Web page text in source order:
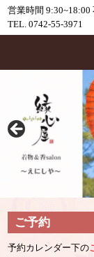
営業時間 9:30~18:00
TEL. 0742-55-3971
ご予約
予約カレンダー下の